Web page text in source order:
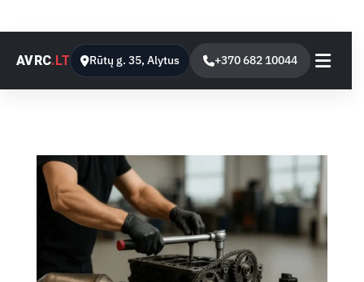
AVRC.LT Rūtų g. 35, Alytus +370 682 10044